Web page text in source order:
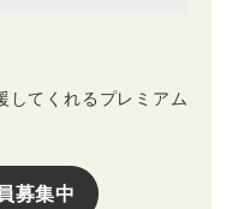
してくれるプレミアム
募集中